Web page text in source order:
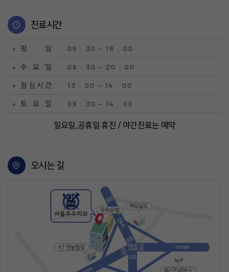
진료시간
평 일 09 : 30 ~ 18 : 00
수 요 일 09 : 30 ~ 20 : 00
점 심 시 간 13 : 00 ~ 14 : 00
토 요 일 09 : 30 ~ 14 : 00
일요일,공휴일 휴진 / 야간진료는 예약
오시는 길